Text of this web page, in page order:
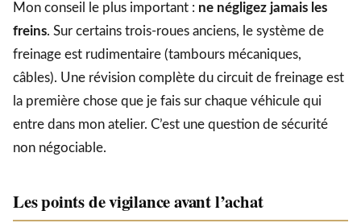
Mon conseil le plus important : ne négligez jamais les
freins. Sur certains trois-roues anciens, le système de
freinage est rudimentaire (tambours mécaniques,
câbles). Une révision complète du circuit de freinage est
la première chose que je fais sur chaque véhicule qui
entre dans mon atelier. C’est une question de sécurité
non négociable.
Les points de vigilance avant l’achat